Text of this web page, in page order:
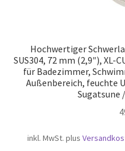
Hochwertiger
SUS304, 72 mm (2,9″), XL-
für Badezimmer,
Außenbereich, feuchte
Sugatsune
inkl. MwSt. plus